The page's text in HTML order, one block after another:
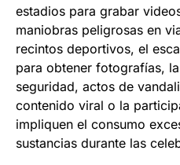
estadios para grabar
maniobras peligrosas en
recintos deportivos, el
para obtener fotografías,
seguridad, actos de
contenido viral o la
impliquen el consumo
sustancias durante las